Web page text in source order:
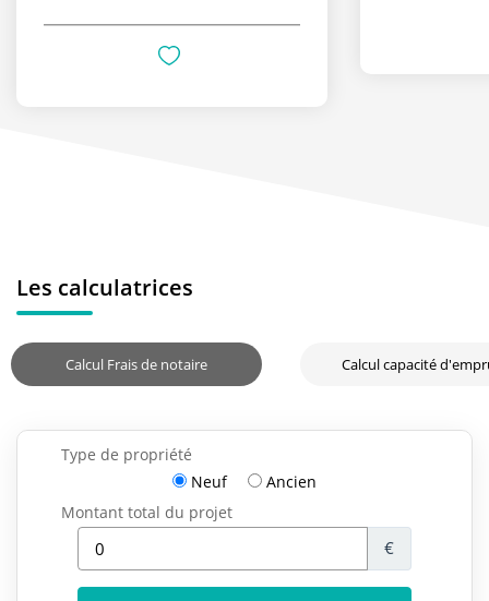
Les calculatrices
Calcul Frais de notaire Calcul capacité